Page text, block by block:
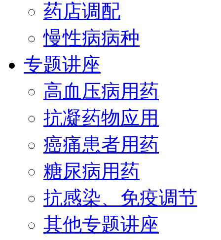
药店调配
慢性病病种
专题讲座
高血压病用药
抗凝药物应用
癌痛患者用药
糖尿病用药
抗感染、免疫调节
其他专题讲座